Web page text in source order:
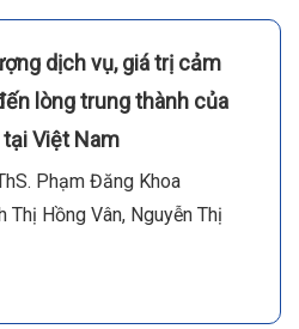
dịch vụ, giá trị cảm
lòng trung thành của
Việt Nam
Phạm Đăng Khoa
Thị Hồng Vân, Nguyễn Thị